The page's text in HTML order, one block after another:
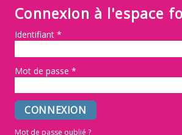
Connexion à l'espace
Identifiant*
Mot de passe*
Mot de passe oublié ?